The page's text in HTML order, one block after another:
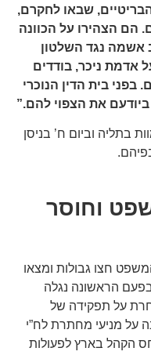
הבריטיים, שבאו לחקרם,
הם הצהירו על הכוונה
אשמה נגד השלטון
אדמת ניכר, בודדים
בית הדין הנוכרי
ביודעם את הצפוי להם.”
בתליה וביום ח’ בניסן
וחוסר
חצו גבולות ומצאו
הראשונה נגלה
על תפקידה של
על מניעי מחתרת לח”י
הקהל בארץ לפעולות